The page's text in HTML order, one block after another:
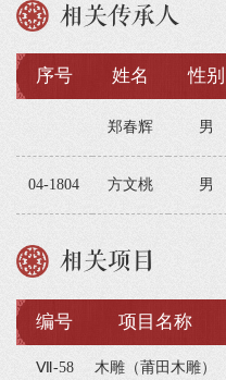
相关传承人
序号 姓名 性别
郑春辉 男
04-1804 方文桃 男
相关项目
编号 项目名称
Ⅶ-58 木雕（莆田木雕）